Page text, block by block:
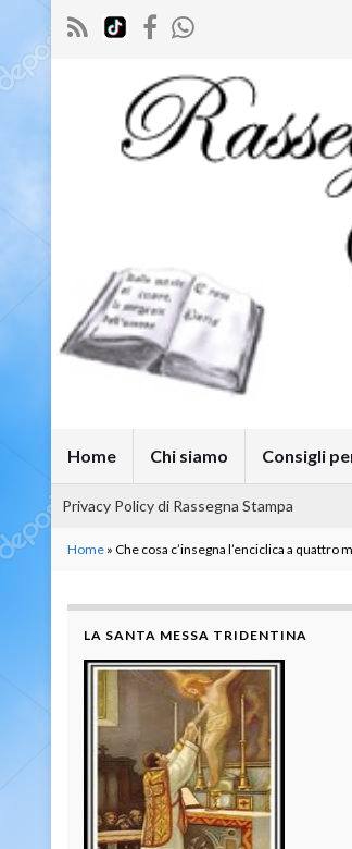
Home Chi siamo Consigli
Privacy Policy di Rassegna Stampa
Home » Che cosa c’insegna l’enciclica a quattro
LA SANTA MESSA TRIDENTINA